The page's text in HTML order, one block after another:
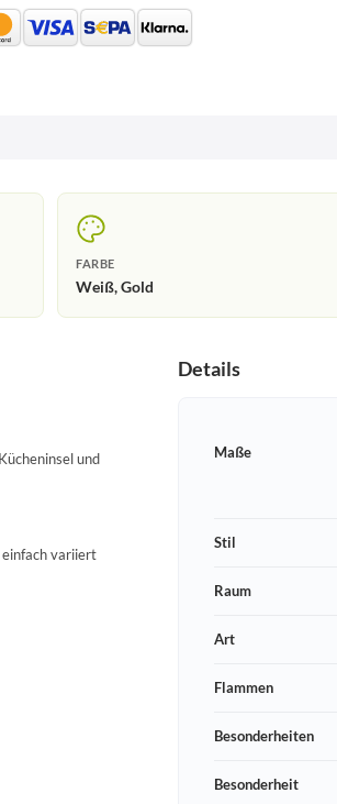
FARBE
Weiß, Gold
und
variiert
Details
Maße
Stil
Raum
Art
Flammen
Besonderheiten
Besonderheit